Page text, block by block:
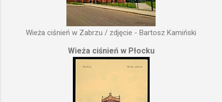
Wieża ciśnień w Zabrzu / zdjęcie - Bartosz Kamiński
Wieża ciśnień w Płocku